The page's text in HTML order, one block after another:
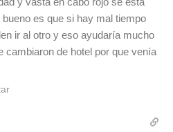
es que si hay mal tiempo
ir al otro y eso ayudaría mucho
cambiaron de hotel por que venía